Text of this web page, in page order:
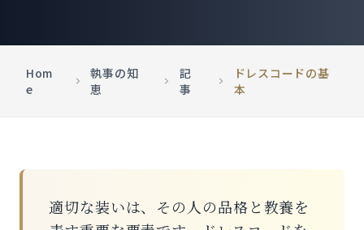
Hom
e
執事の知
恵
記
事
ドレスコードの基
本
適切な装いは、その人の品格と教養を